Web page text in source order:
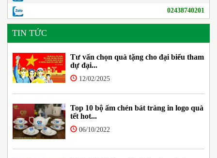
02438740201
TIN TỨC
Tư vấn chọn quà tặng cho đại biểu tham
dự đại...
12/02/2025
Top 10 bộ ấm chén bát tràng in logo quà
tết hot...
06/10/2022